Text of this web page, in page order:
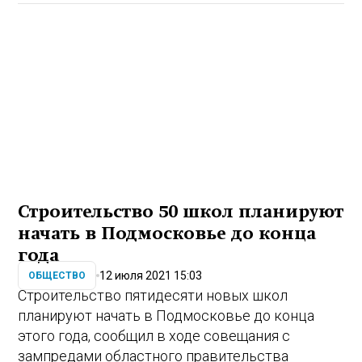
Строительство 50 школ планируют
начать в Подмосковье до конца
года
ОБЩЕСТВО 12 июля 2021 15:03
Строительство пятидесяти новых школ
планируют начать в Подмосковье до конца
этого года, сообщил в ходе совещания с
зампредами областного правительства